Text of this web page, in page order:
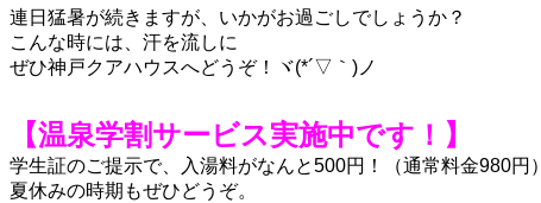
連日猛暑が続きますが、いかがお過ごしでしょうか？
こんな時には、汗を流しに
ぜひ神戸クアハウスへどうぞ！ヾ(*´▽｀)ノ
【温泉学割サービス実施中です！】
学生証のご提示で、入湯料がなんと500円！（通常料金980円）
夏休みの時期もぜひどうぞ。